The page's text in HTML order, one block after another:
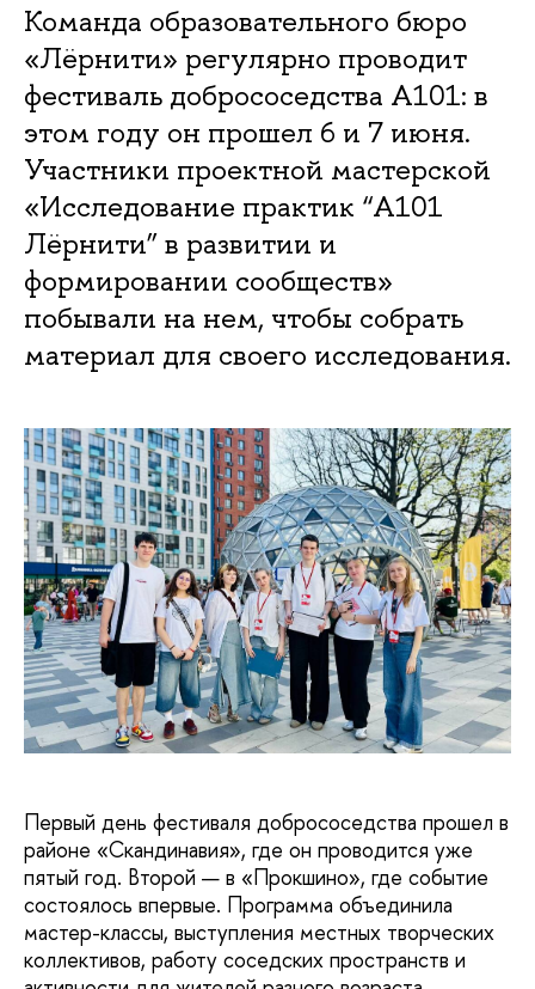
Команда образовательного бюро
«Лёрнити» регулярно проводит
фестиваль добрососедства А101: в
этом году он прошел 6 и 7 июня.
Участники проектной мастерской
«Исследование практик “А101
Лёрнити” в развитии и
формировании сообществ»
побывали на нем, чтобы собрать
материал для своего исследования.
Первый день фестиваля добрососедства прошел в
районе «Скандинавия», где он проводится уже
пятый год. Второй — в «Прокшино», где событие
состоялось впервые. Программа объединила
мастер-классы, выступления местных творческих
коллективов, работу соседских пространств и